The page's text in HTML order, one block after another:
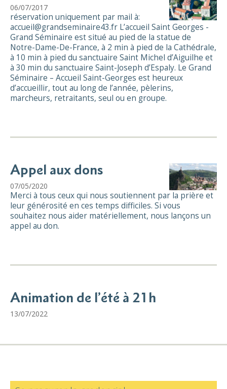
06/07/2017
réservation uniquement par mail à:
accueil@grandseminaire43.fr L’accueil Saint Georges -
Grand Séminaire est situé au pied de la statue de
Notre-Dame-De-France, à 2 min à pied de la Cathédrale,
à 10 min à pied du sanctuaire Saint Michel d’Aiguilhe et
à 30 min du sanctuaire Saint-Joseph d’Espaly. Le Grand
Séminaire – Accueil Saint-Georges est heureux
d’accueillir, tout au long de l’année, pèlerins,
marcheurs, retraitants, seul ou en groupe.
Appel aux dons
07/05/2020
Merci à tous ceux qui nous soutiennent par la prière et
leur générosité en ces temps difficiles. Si vous
souhaitez nous aider matériellement, nous lançons un
appel au don.
Animation de l’été à 21h
13/07/2022